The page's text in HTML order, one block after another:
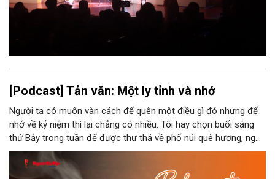
[Podcast] Tản văn: Một ly tỉnh và nhớ
Người ta có muôn vàn cách để quên một điều gì đó nhưng để
nhớ về kỷ niệm thì lại chẳng có nhiều. Tôi hay chọn buổi sáng
thứ Bảy trong tuần để được thư thả về phố núi quê hương, ngồi
đợi giọt đắng của đất đai, mưa nắng điểm từng nhịp xuống
chiếc ly sứ như đợi thời gian mở cánh cửa diệu kì của mình.